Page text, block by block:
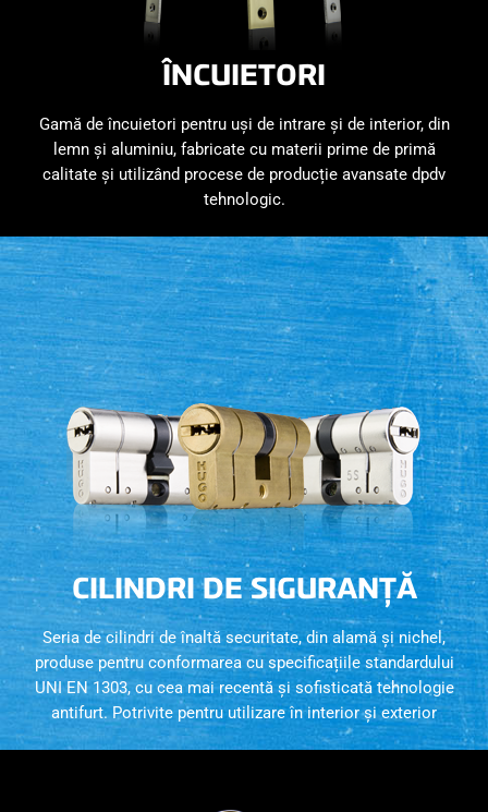
ÎNCUIETORI
Gamă de încuietori pentru uși de intrare și de interior, din
lemn și aluminiu, fabricate cu materii prime de primă
calitate și utilizând procese de producție avansate dpdv
tehnologic.
CILINDRI DE SIGURANȚĂ
Seria de cilindri de înaltă securitate, din alamă și nichel,
produse pentru conformarea cu specificațiile standardului
UNI EN 1303, cu cea mai recentă și sofisticată tehnologie
antifurt. Potrivite pentru utilizare în interior și exterior